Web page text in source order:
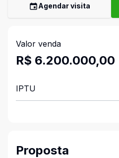
Agendar visita
Valor venda
R$ 6.200.000,00
IPTU
Proposta